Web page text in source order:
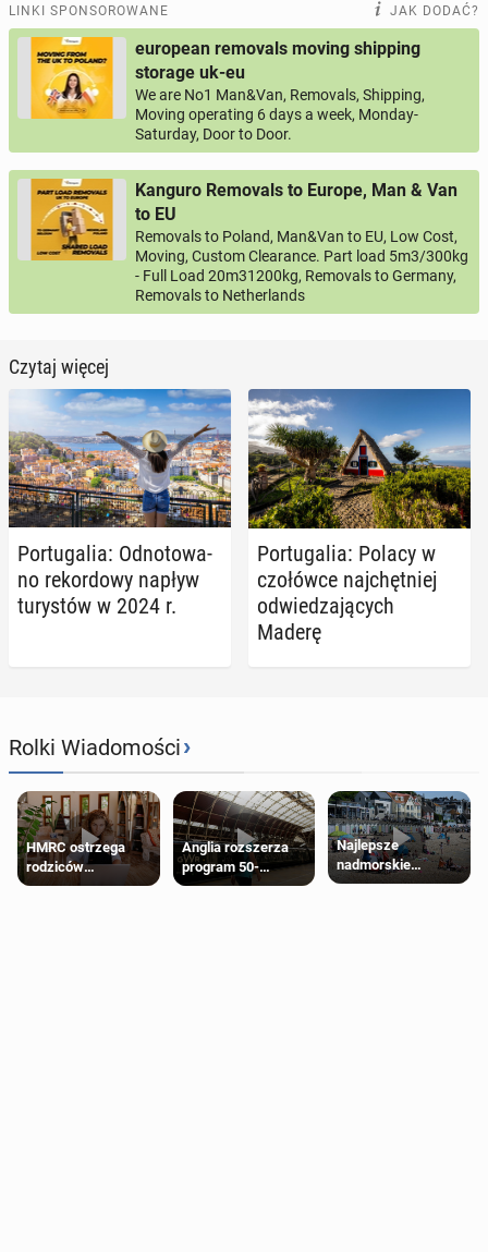
LINKI SPONSOROWANE JAK DODAĆ?
european removals moving shipping
storage uk-eu
We are No1 Man&Van, Removals, Shipping,
Moving operating 6 days a week, Monday-
Saturday, Door to Door.
Kanguro Removals to Europe, Man & Van
to EU
Removals to Poland, Man&Van to EU, Low Cost,
Moving, Custom Clearance. Part load 5m3/300kg
- Full Load 20m31200kg, Removals to Germany,
Removals to Netherlands
Czytaj więcej
Por­tu­ga­lia: Od­no­to­wa­
no re­kor­do­wy napływ
tu­ry­stów w 2024 r.
Por­tu­ga­lia: Polacy w
czo­łów­ce naj­chęt­niej
od­wie­dza­ją­cych
Maderę
Rolki Wiadomości›
HMRC ostrzega
rodziców
pobierających Child
Anglia rozszerza
program 50-
procentowych
Najlepsze
nadmorskie
miasteczko blisko